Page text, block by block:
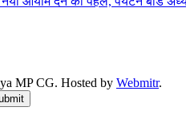
MP CG. Hosted by Webmitr.